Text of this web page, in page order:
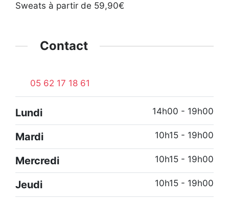
Sweats à partir de 59,90€
Contact
05 62 17 18 61
Lundi 14h00 - 19h00
Mardi 10h15 - 19h00
Mercredi 10h15 - 19h00
Jeudi 10h15 - 19h00